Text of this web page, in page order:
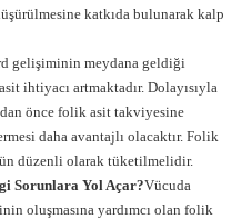
katkıda bulunarak kalp
gelişiminin meydana geldiği
ihtiyacı artmaktadır. Dolayısıyla
önce folik asit takviyesine
daha avantajlı olacaktır. Folik
düzenli olarak tüketilmelidir.
Sorunlara Yol Açar?Vücuda
oluşmasına yardımcı olan folik